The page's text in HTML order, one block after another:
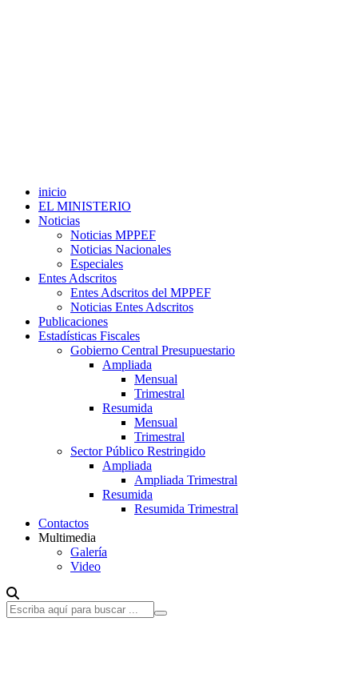
inicio
EL MINISTERIO
Noticias
Noticias MPPEF
Noticias Nacionales
Especiales
Entes Adscritos
Entes Adscritos del MPPEF
Noticias Entes Adscritos
Publicaciones
Estadísticas Fiscales
Gobierno Central Presupuestario
Ampliada
Mensual
Trimestral
Resumida
Mensual
Trimestral
Sector Público Restringido
Ampliada
Ampliada Trimestral
Resumida
Resumida Trimestral
Contactos
Multimedia
Galería
Video